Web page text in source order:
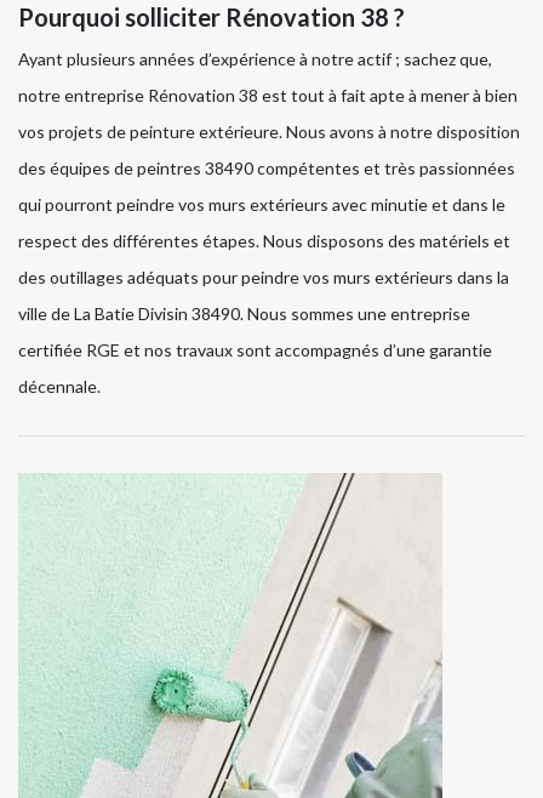
Pourquoi solliciter Rénovation 38 ?
Ayant plusieurs années d’expérience à notre actif ; sachez que,
notre entreprise Rénovation 38 est tout à fait apte à mener à bien
vos projets de peinture extérieure. Nous avons à notre disposition
des équipes de peintres 38490 compétentes et très passionnées
qui pourront peindre vos murs extérieurs avec minutie et dans le
respect des différentes étapes. Nous disposons des matériels et
des outillages adéquats pour peindre vos murs extérieurs dans la
ville de La Batie Divisin 38490. Nous sommes une entreprise
certifiée RGE et nos travaux sont accompagnés d’une garantie
décennale.